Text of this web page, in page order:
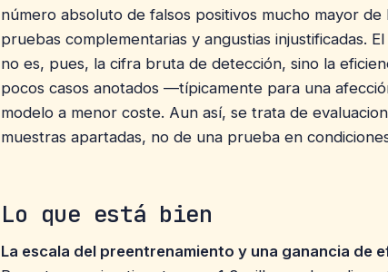
número absoluto de falsos positivos mucho mayor
pruebas complementarias y angustias injustificadas.
no es, pues, la cifra bruta de detección, sino la
pocos casos anotados —típicamente para una
modelo a menor coste. Aun así, se trata de
muestras apartadas, no de una prueba en
Lo que está bien
La escala del preentrenamiento y una ganancia de